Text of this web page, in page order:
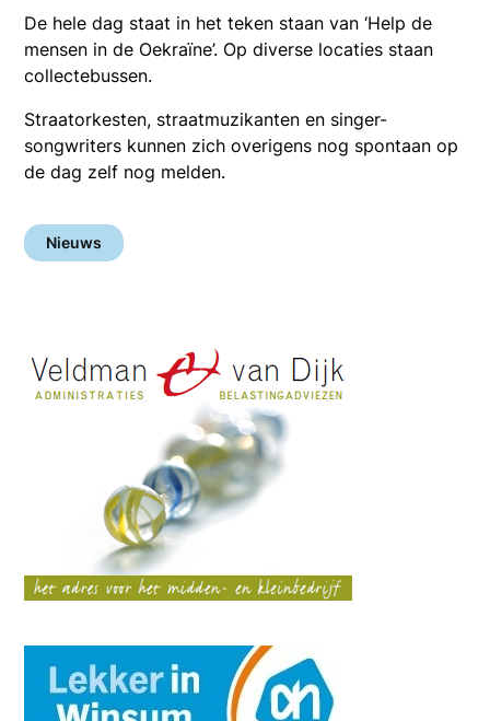
De hele dag staat in het teken staan van ‘Help de
mensen in de Oekraïne’. Op diverse locaties staan
collectebussen.
Straatorkesten, straatmuzikanten en singer-
songwriters kunnen zich overigens nog spontaan op
de dag zelf nog melden.
Nieuws